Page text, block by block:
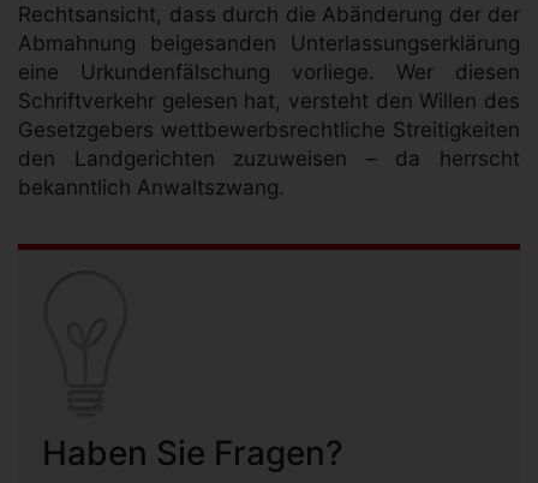
Rechtsansicht, dass durch die Abänderung der der
Abmahnung beigesanden Unterlassungserklärung
eine Urkundenfälschung vorliege. Wer diesen
Schriftverkehr gelesen hat, versteht den Willen des
Gesetzgebers wettbewerbsrechtliche Streitigkeiten
den Landgerichten zuzuweisen – da herrscht
bekanntlich Anwaltszwang.
Haben Sie Fragen?